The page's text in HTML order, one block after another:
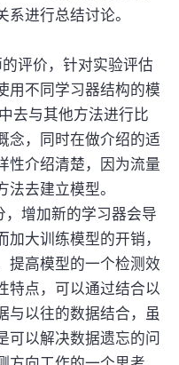
进行总结讨论。
评价，针对实验评估
用不同学习器结构的模
去与其他方法进行比
念，同时在做介绍的适
性介绍清楚，因为流量
去建立模型。
增加新的学习器会导
大训练模型的开销，
提高模型的一个检测效
特点，可以通过结合以
与以往的数据结合，虽
可以解决数据遗忘的问